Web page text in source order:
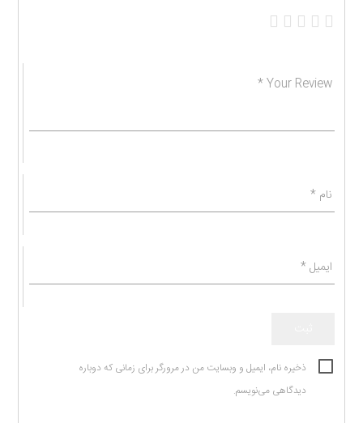
Your Review
*
نام*
ایمیل*
ذخیره نام، ایمیل و وبسایت من در مرورگر برای زمانی که دوباره
دیدگاهی می‌نویسم.